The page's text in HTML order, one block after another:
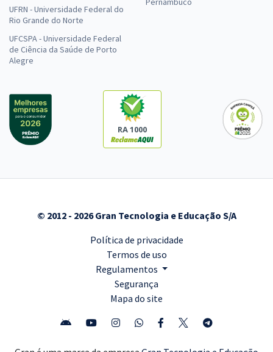
UFRN - Universidade Federal do
Rio Grande do Norte
UFCSPA - Universidade Federal
de Ciência da Saúde de Porto
Alegre
RA 1000
© 2012 - 2026 Gran Tecnologia e Educação S/A
Política de privacidade
Termos de uso
Regulamentos
Segurança
Mapa do site